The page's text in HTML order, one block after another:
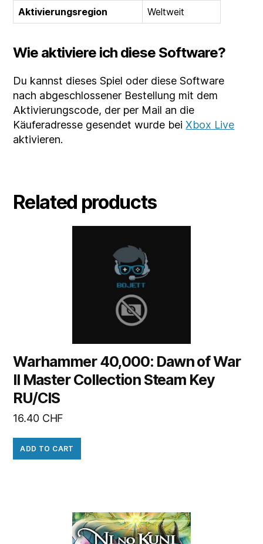
Aktivierungsregion Weltweit
Wie aktiviere ich diese Software?
Du kannst dieses Spiel oder diese Software
nach abgeschlossener Bestellung mit dem
Aktivierungscode, der per Mail an die
Käuferadresse gesendet wurde beiXbox Live
aktivieren.
Related products
Warhammer 40,000: Dawn of War
II Master Collection Steam Key
RU/CIS
16.40 CHF
ADD TO CART